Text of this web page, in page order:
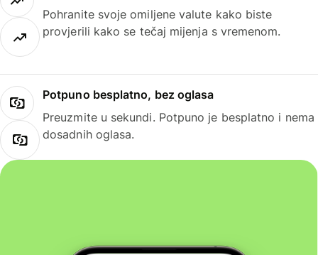
Pohranite svoje omiljene valute kako biste
provjerili kako se tečaj mijenja s vremenom.
Potpuno besplatno, bez oglasa
Preuzmite u sekundi. Potpuno je besplatno i nema
dosadnih oglasa.